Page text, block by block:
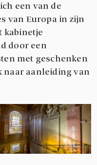
een van de
van Europa in zijn
kabinetje
door een
met geschenken
naar aanleiding van